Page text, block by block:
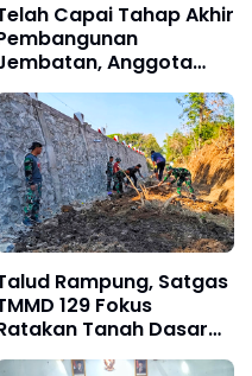
Capai Tahap Akhir
Anggota
Satgas TMMD Ke-129
Bangun Talud
Rampung, Satgas
129 Fokus
Tanah Dasar
Sungai